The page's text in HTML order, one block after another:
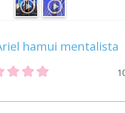
hamui mentalista